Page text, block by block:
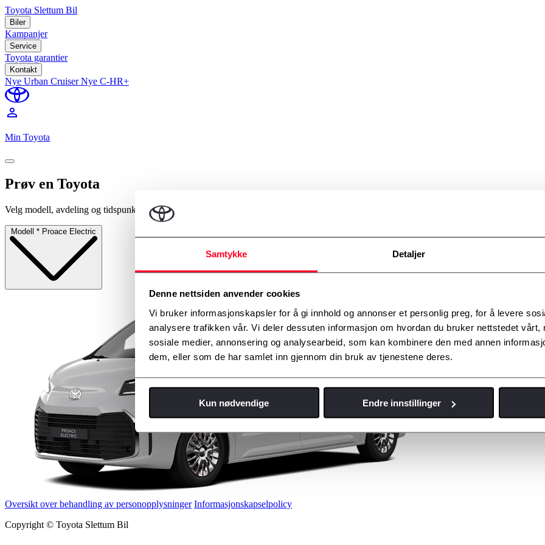
Samtykke Detaljer
Denne nettsiden anvender cookies
Vi bruker informasjonskapsler for å gi innhold og annonser et personlig preg, for å levere
analysere trafikken vår. Vi deler dessuten informasjon om hvordan du bruker nettstedet vårt,
sosiale medier, annonsering og analysearbeid, som kan kombinere den med annen
dem, eller som de har samlet inn gjennom din bruk av tjenestene deres.
Kun nødvendige Endre innstillinger
Toyota Slettum Bil
Biler
Kampanjer
Service
Toyota garantier
Kontakt
Nye Urban CruiserNye C-HR+
perm_identity
Min Toyota
Prøv en Toyota
Velg modell, avdeling og tidspunkt.
Modell * Proace Electric
Oversikt over behandling av personopplysninger Informasjonskapselpolicy
Copyright © Toyota Slettum Bil